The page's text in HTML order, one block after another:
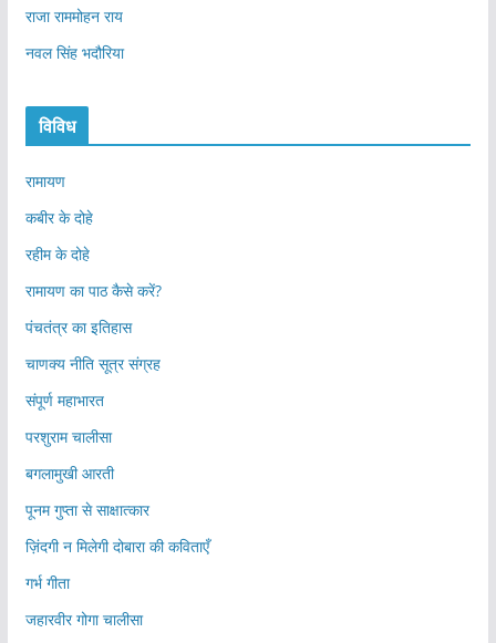
राजा राममोहन राय
नवल सिंह भदौरिया
विविध
रामायण
कबीर के दोहे
रहीम के दोहे
रामायण का पाठ कैसे करें?
पंचतंत्र का इतिहास
चाणक्य नीति सूत्र संग्रह
संपूर्ण महाभारत
परशुराम चालीसा
बगलामुखी आरती
पूनम गुप्ता से साक्षात्कार
ज़िंदगी न मिलेगी दोबारा की कविताएँ
गर्भ गीता
जहारवीर गोगा चालीसा